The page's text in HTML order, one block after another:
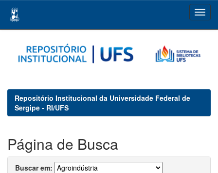
navigation
Repositório Institucional da Universidade Federal de
Sergipe - RI/UFS
Página de Busca
Buscar em: